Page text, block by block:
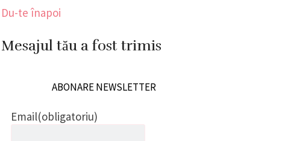
Du-te înapoi
Mesajul tău a fost trimis
ABONARE NEWSLETTER
Email(obligatoriu)